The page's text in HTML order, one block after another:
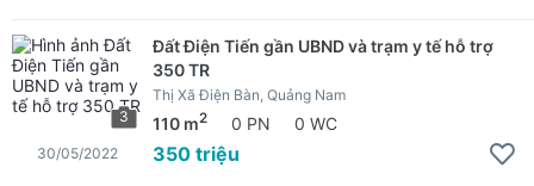
3
Đất Điện Tiến gần UBND và trạm y tế hỗ trợ
350 TR
Thị Xã Điện Bàn, Quảng Nam
110 m2 0 PN 0 WC
350 triệu
30/05/2022